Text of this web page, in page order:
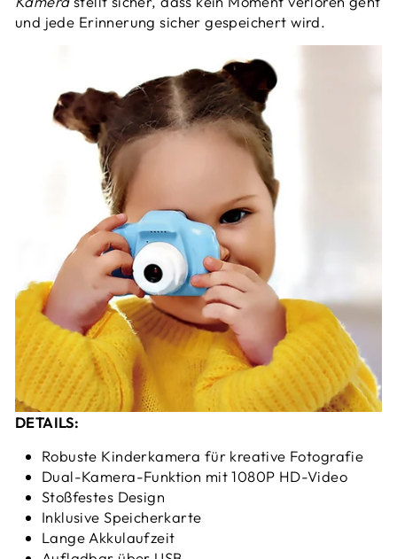
und jede Erinnerung sicher gespeichert wird.
DETAILS:
Robuste Kinderkamera für kreative Fotografie
Dual-Kamera-Funktion mit 1080P HD-Video
Stoßfestes Design
Inklusive Speicherkarte
Lange Akkulaufzeit